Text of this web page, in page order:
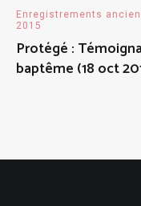
Enregistrements
2015
Protégé :
baptême (18 oct